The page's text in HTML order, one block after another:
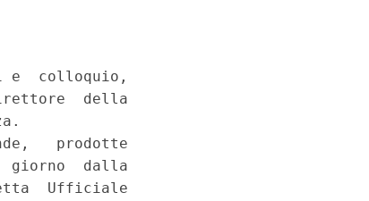
e  colloquio,
della
prodotte
giorno  dalla
Ufficiale